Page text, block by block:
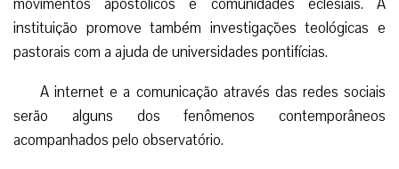
evangelização dos filhos”. Disse também que as ações
evangelizadoras realizadas na Arquidiocese de Belo
Horizonte serão disseminadas para outros estados do país.
Dom Walmor Oliveira de Azevedo, Arcebispo
metropolitano de Belo Horizonte afirmou que diversas
instituições vinculadas à Arquidiocese irão trabalhar